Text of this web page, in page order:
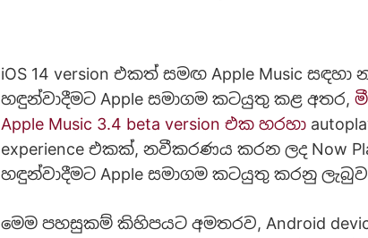
iOS 14 version එකත් සමඟ Apple Music
හඳුන්වාදීමට Apple සමාගම කටයුතු කළ අතර,
Apple Music 3.4 beta version එක හරහා
experience එකක්, නවීකරණය කරන ලද Now
හඳුන්වාදීමට Apple සමාගම කටයුතු කරනු
මෙම පහසුකම් කිහිපයට අමතරව, Android